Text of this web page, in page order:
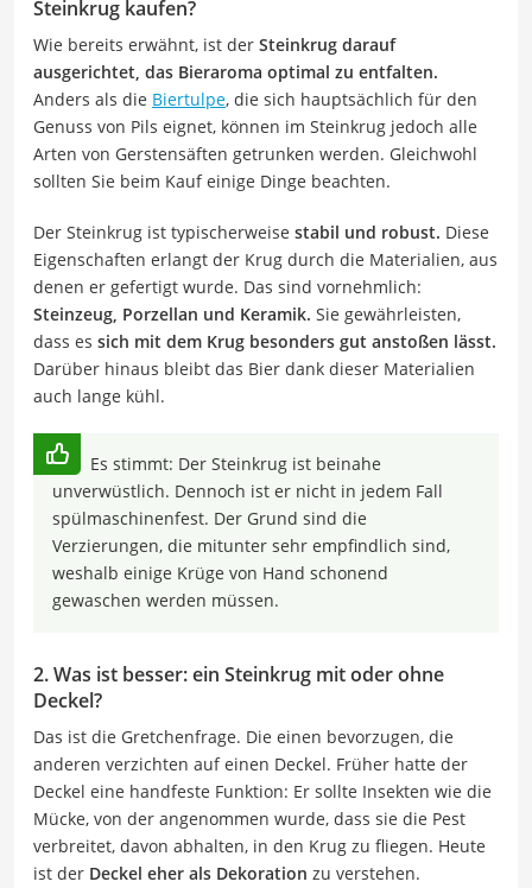
Steinkrug kaufen?
Wie bereits erwähnt, ist der Steinkrug darauf
ausgerichtet, das Bieraroma optimal zu entfalten.
Anders als die Biertulpe, die sich hauptsächlich für den
Genuss von Pils eignet, können im Steinkrug jedoch alle
Arten von Gerstensäften getrunken werden. Gleichwohl
sollten Sie beim Kauf einige Dinge beachten.
Der Steinkrug ist typischerweise stabil und robust. Diese
Eigenschaften erlangt der Krug durch die Materialien, aus
denen er gefertigt wurde. Das sind vornehmlich:
Steinzeug, Porzellan und Keramik. Sie gewährleisten,
dass es sich mit dem Krug besonders gut anstoßen lässt.
Darüber hinaus bleibt das Bier dank dieser Materialien
auch lange kühl.
Es stimmt: Der Steinkrug ist beinahe
unverwüstlich. Dennoch ist er nicht in jedem Fall
spülmaschinenfest. Der Grund sind die
Verzierungen, die mitunter sehr empfindlich sind,
weshalb einige Krüge von Hand schonend
gewaschen werden müssen.
2. Was ist besser: ein Steinkrug mit oder ohne
Deckel?
Das ist die Gretchenfrage. Die einen bevorzugen, die
anderen verzichten auf einen Deckel. Früher hatte der
Deckel eine handfeste Funktion: Er sollte Insekten wie die
Mücke, von der angenommen wurde, dass sie die Pest
verbreitet, davon abhalten, in den Krug zu fliegen. Heute
ist der Deckel eher als Dekoration zu verstehen.